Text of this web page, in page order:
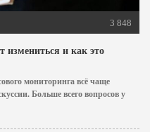
3 848
и как это
мониторинга всё чаще
Больше всего вопросов у